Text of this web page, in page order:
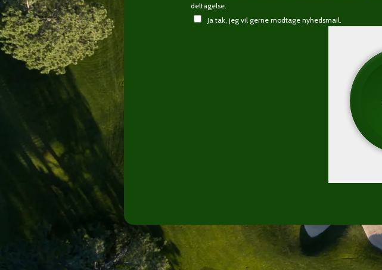
deltagelse.
Ja tak, jeg vil gerne modtage nyhedsmail.